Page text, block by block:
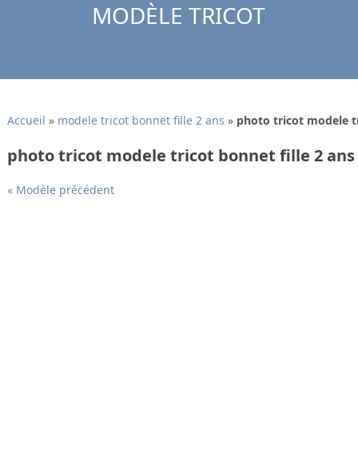
MODÈLE TRICOT
Accueil » modele tricot bonnet fille 2 ans » photo tricot modele
photo tricot modele tricot bonnet fille 2 ans
« Modèle précédent